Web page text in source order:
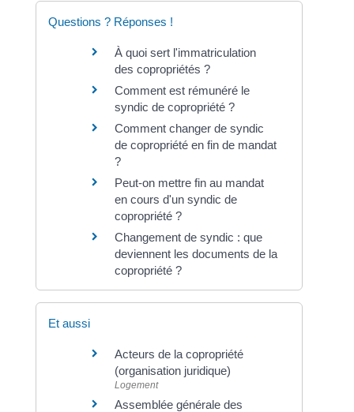
Questions ? Réponses !
À quoi sert l'immatriculation
des copropriétés ?
Comment est rémunéré le
syndic de copropriété ?
Comment changer de syndic
de copropriété en fin de mandat
?
Peut-on mettre fin au mandat
en cours d'un syndic de
copropriété ?
Changement de syndic : que
deviennent les documents de la
copropriété ?
Et aussi
Acteurs de la copropriété
(organisation juridique)
Logement
Assemblée générale des